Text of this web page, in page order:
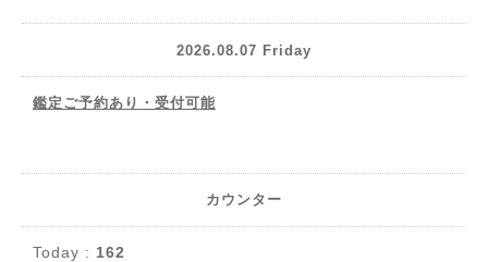
2026.08.07 Friday
鑑定ご予約あり・受付可能
カウンター
Today : 162